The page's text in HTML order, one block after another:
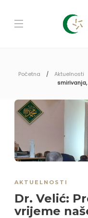
Početna Aktuelnosti
AKTUELNOSTI
Dr. Velić:
vrijeme